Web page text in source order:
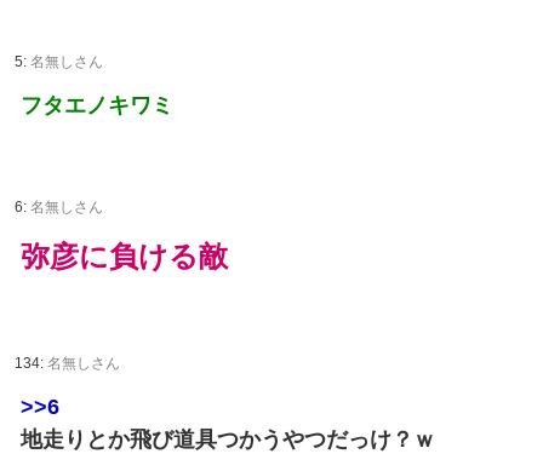
5: 名無しさん
フタエノキワミ
6: 名無しさん
弥彦に負ける敵
134: 名無しさん
>>6
地走りとか飛び道具つかうやつだっけ？ｗ